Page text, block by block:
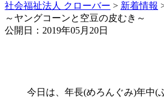
社会福祉法人 クローバー > 新着情報
～ヤングコーンと空豆の皮むき～
公開日：2019年05月20日
今日は、年長(めろんぐみ)年中(